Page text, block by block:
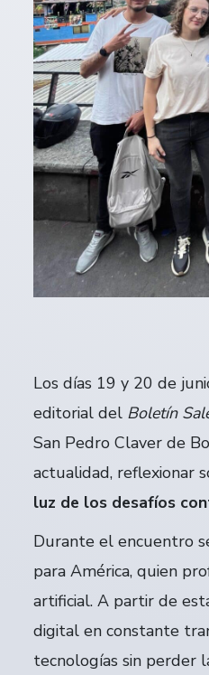
Los días 19 y 20 de
editorial del Boletín
San Pedro Claver de
actualidad, reflexionar
luz de los desafíos
Durante el encuentro
para América, quien
artificial. A partir de
digital en constante
tecnologías sin perder